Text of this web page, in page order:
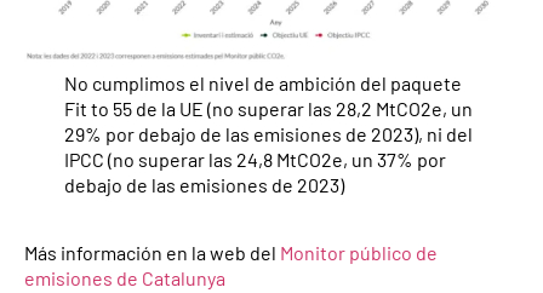
No cumplimos el nivel de ambición del paquete
Fit to 55 de la UE (no superar las 28,2 MtCO2e, un
29% por debajo de las emisiones de 2023), ni del
IPCC (no superar las 24,8 MtCO2e, un 37% por
debajo de las emisiones de 2023)
Más información en la web del Monitor público de
emisiones de Catalunya